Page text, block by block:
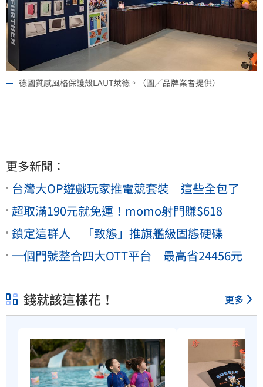
德國質感風格保護殼LAUT萊德。（圖／品牌業者提供）
更多新聞：
台灣大OP遊戲玩家推電競套裝 這些全包了
超取滿190元就免運！momo射門賺$618
鎖定這群人 「致態」推旗艦級固態硬碟
一個門號整合四大OTT平台 最高省24456元
錢就該這樣花！ 更多